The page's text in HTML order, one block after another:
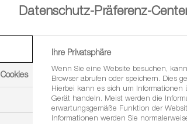
und Lagervermeidung und somit
Kulturpflanzen erkranken
um Licht, Wasser und Nährstoffe
Datenschutz-Präferenz-
Ihre Privatsphäre
Wenn Sie eine Website besuchen,
Browser abrufen oder speichern. Dies
Hierbei kann es sich um Informationen
Gerät handeln. Meist werden die
erwartungsgemäße Funktion der
Informationen werden Sie